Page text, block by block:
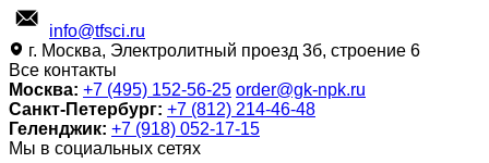
info@tfsci.ru
г. Москва, Электролитный проезд 3б, строение 6
Все контакты
Москва: +7 (495) 152-56-25 order@gk-npk.ru
Санкт-Петербург: +7 (812) 214-46-48
Геленджик: +7 (918) 052-17-15
Мы в социальных сетях